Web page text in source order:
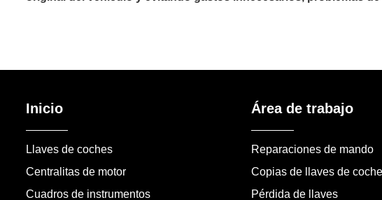
Inicio
Llaves de coches
Centralitas de motor
Cuadros de instrumentos
Área de trabajo
Reparaciones de mando
Copias de llaves de coche
Pérdida de llaves